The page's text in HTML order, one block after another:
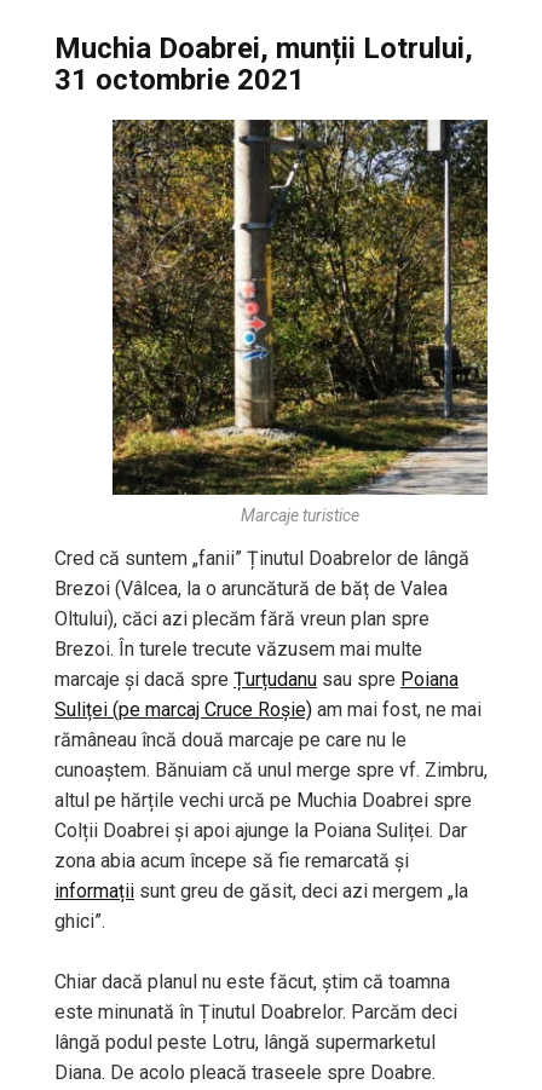
Muchia Doabrei, munții Lotrului,
31 octombrie 2021
Marcaje turistice
Cred că suntem „fanii” Ținutul Doabrelor de lângă
Brezoi (Vâlcea, la o aruncătură de băț de Valea
Oltului), căci azi plecăm fără vreun plan spre
Brezoi. În turele trecute văzusem mai multe
marcaje și dacă spre Țurțudanu sau spre Poiana
Suliței (pe marcaj Cruce Roșie) am mai fost, ne mai
rămâneau încă două marcaje pe care nu le
cunoaștem. Bănuiam că unul merge spre vf. Zimbru,
altul pe hărțile vechi urcă pe Muchia Doabrei spre
Colții Doabrei și apoi ajunge la Poiana Suliței. Dar
zona abia acum începe să fie remarcată și
informații sunt greu de găsit, deci azi mergem „la
ghici”.
Chiar dacă planul nu este făcut, știm că toamna
este minunată în Ținutul Doabrelor. Parcăm deci
lângă podul peste Lotru, lângă supermarketul
Diana. De acolo pleacă traseele spre Doabre.